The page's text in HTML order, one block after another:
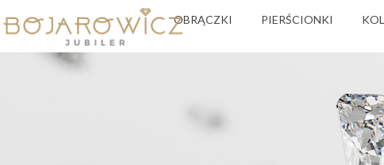
OBRĄCZKI PIERŚCIONKI